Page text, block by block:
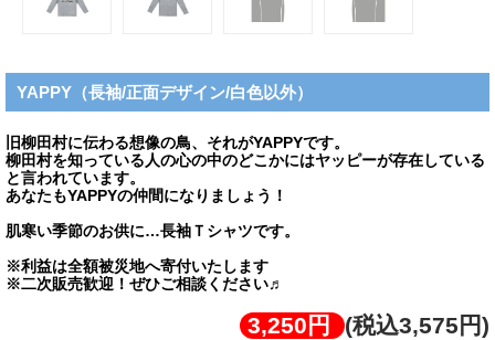
YAPPY（長袖/正面デザイン/白色以外）
旧柳田村に伝わる想像の鳥、それがYAPPYです。
柳田村を知っている人の心の中のどこかにはヤッピーが存在している
と言われています。
あなたもYAPPYの仲間になりましょう！
肌寒い季節のお供に…長袖Ｔシャツです。
※利益は全額被災地へ寄付いたします
※二次販売歓迎！ぜひご相談ください♬
3,250円 (税込3,575円)